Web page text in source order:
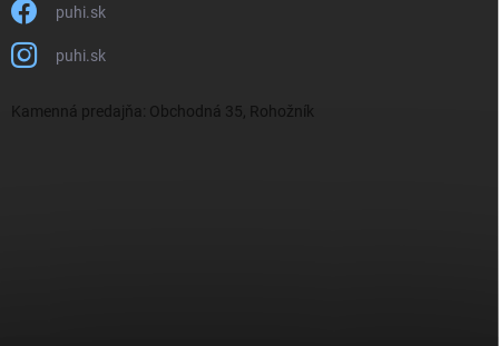
puhi.sk
puhi.sk
Kamenná predajňa: Obchodná 35, Rohožník